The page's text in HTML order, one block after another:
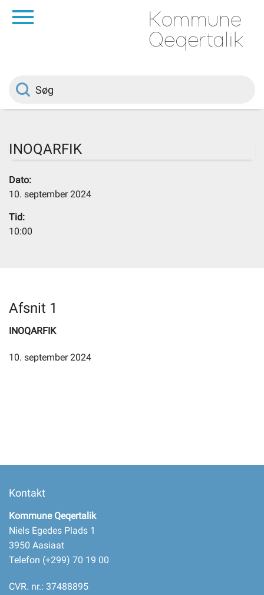
Borger
Vedtægter
Selvbetjening
Planportal
Tidsbestilling
INOQARFIK
Dato:
10. september 2024
Tid:
10:00
Afsnit 1
INOQARFIK
10. september 2024
Kontakt
Kommune Qeqertalik
Niels Egedes Plads 1
3950 Aasiaat
Telefon (+299) 70 19 00
CVR. nr.: 37488895